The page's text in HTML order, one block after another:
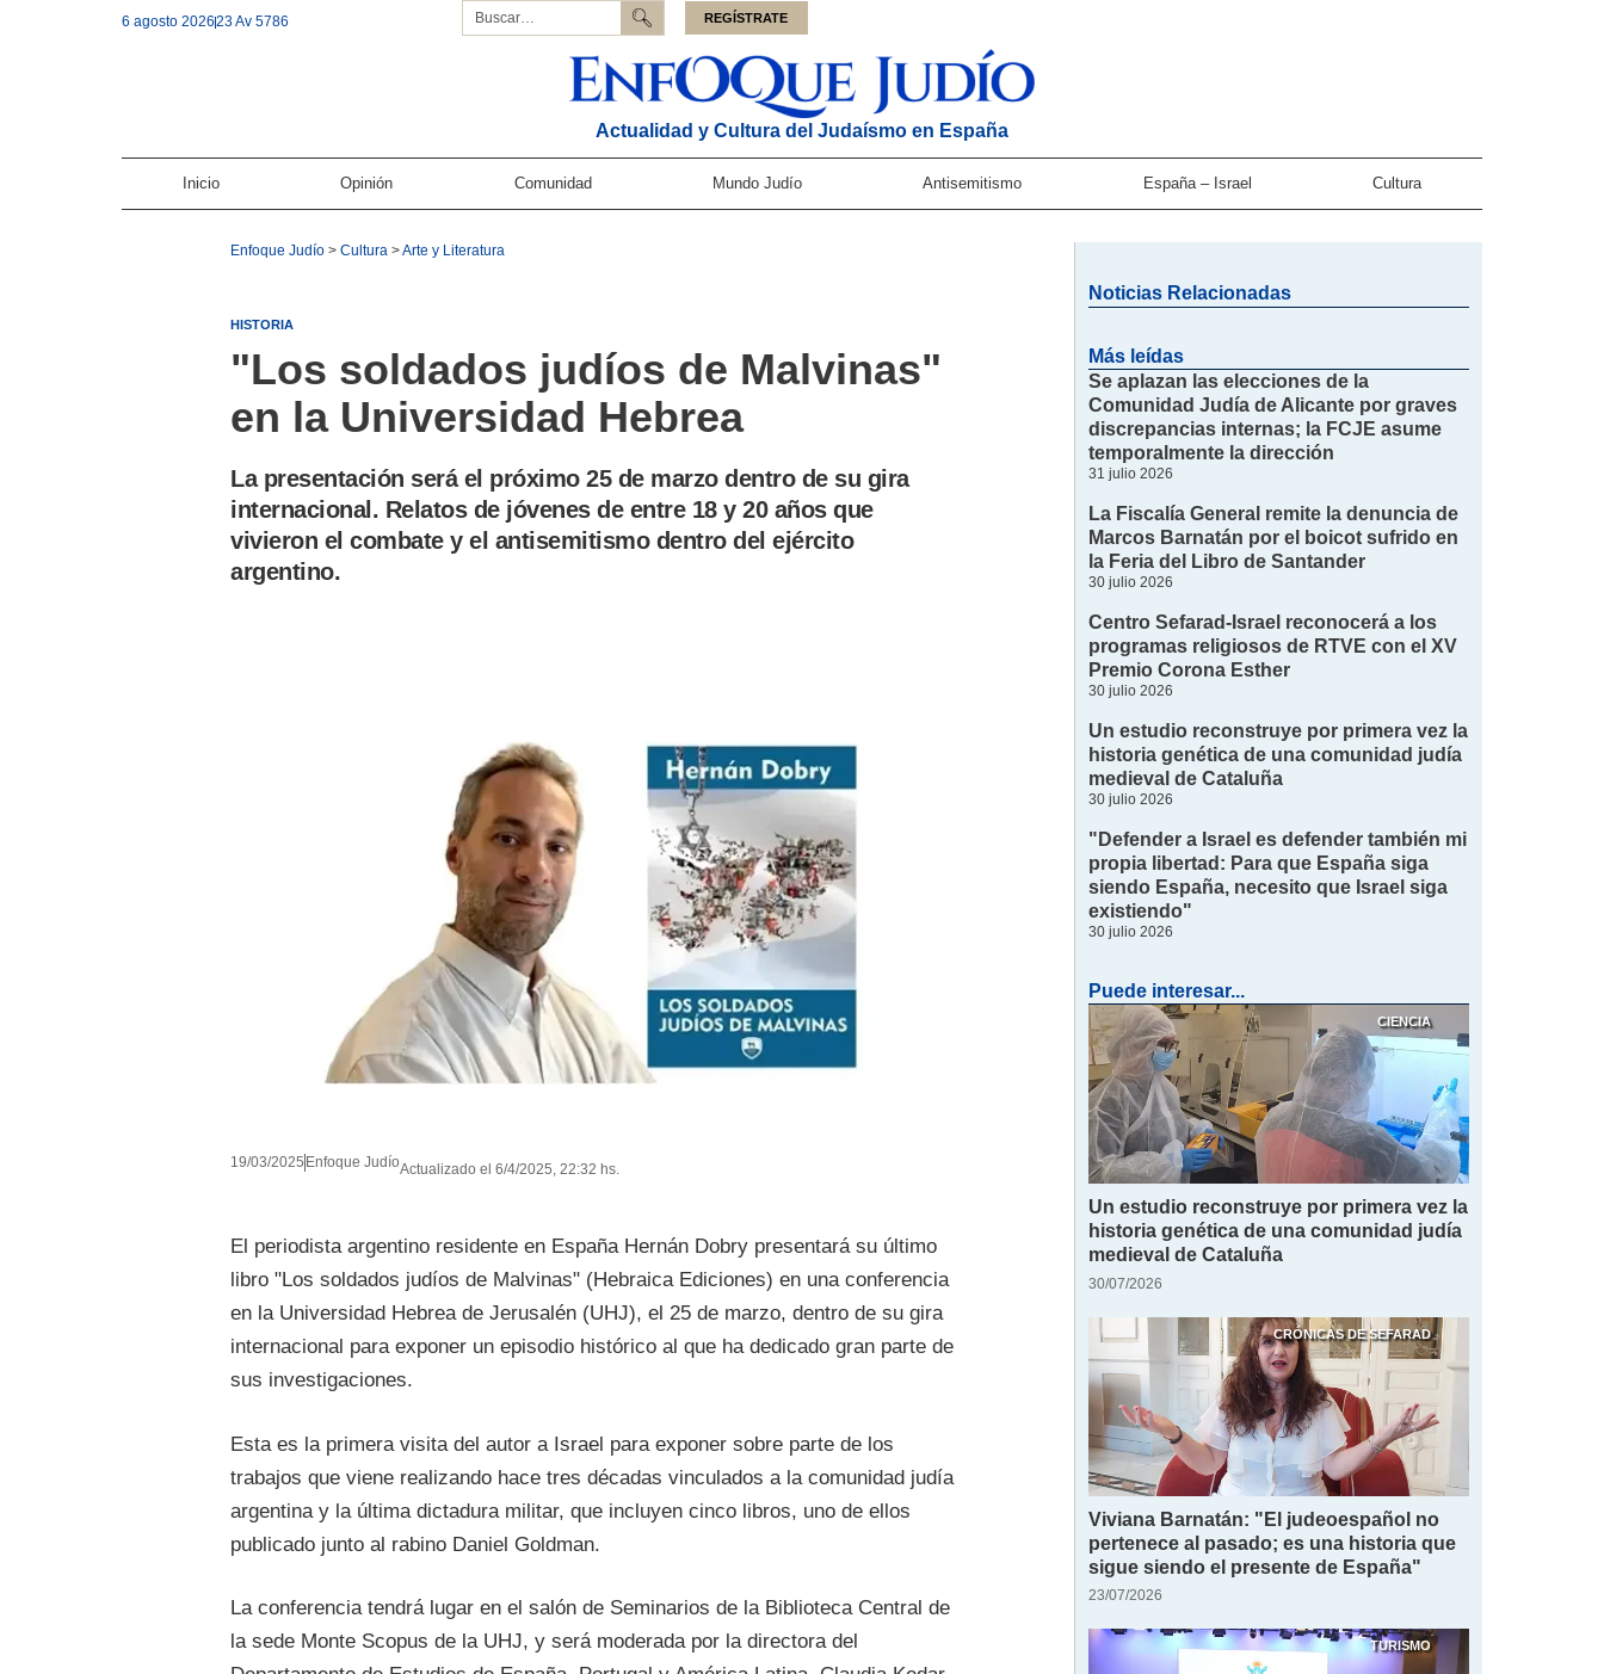
6 agosto 202623 Av 5786 REGÍSTRATE
Actualidad y Cultura del Judaísmo en España
Inicio Opinión Comunidad Mundo Judío Antisemitismo España – Israel Cultura
Enfoque Judío >Cultura >Arte y Literatura
HISTORIA
"Los soldados judíos de Malvinas"
en la Universidad Hebrea
La presentación será el próximo 25 de marzo dentro de su gira
internacional. Relatos de jóvenes de entre 18 y 20 años que
vivieron el combate y el antisemitismo dentro del ejército
argentino.
19/03/2025 Enfoque JudíoActualizado el 6/4/2025, 22:32 hs.
El periodista argentino residente en España Hernán Dobry presentará su último
libro "Los soldados judíos de Malvinas" (Hebraica Ediciones) en una conferencia
en la Universidad Hebrea de Jerusalén (UHJ), el 25 de marzo, dentro de su gira
internacional para exponer un episodio histórico al que ha dedicado gran parte de
sus investigaciones.
Esta es la primera visita del autor a Israel para exponer sobre parte de los
trabajos que viene realizando hace tres décadas vinculados a la comunidad judía
argentina y la última dictadura militar, que incluyen cinco libros, uno de ellos
publicado junto al rabino Daniel Goldman.
La conferencia tendrá lugar en el salón de Seminarios de la Biblioteca Central de
la sede Monte Scopus de la UHJ, y será moderada por la directora del
Noticias Relacionadas
Más leídas
Se aplazan las elecciones de la
Comunidad Judía de Alicante por graves
discrepancias internas; la FCJE asume
temporalmente la dirección
31 julio 2026
La Fiscalía General remite la denuncia de
Marcos Barnatán por el boicot sufrido en
la Feria del Libro de Santander
30 julio 2026
Centro Sefarad-Israel reconocerá a los
programas religiosos de RTVE con el XV
Premio Corona Esther
30 julio 2026
Un estudio reconstruye por primera vez la
historia genética de una comunidad judía
medieval de Cataluña
30 julio 2026
"Defender a Israel es defender también mi
propia libertad: Para que España siga
siendo España, necesito que Israel siga
existiendo"
30 julio 2026
Puede interesar...
CIENCIA
Un estudio reconstruye por primera vez la
historia genética de una comunidad judía
medieval de Cataluña
30/07/2026
CRÓNICAS DE SEFARAD
Viviana Barnatán: "El judeoespañol no
pertenece al pasado; es una historia que
sigue siendo el presente de España"
23/07/2026
TURISMO